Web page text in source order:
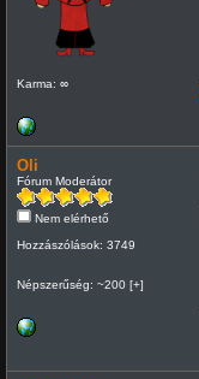
Karma: ∞
Oli
Fórum Moderátor
Nem elérhető
Hozzászólások: 3749
Népszerűség: ~200 [+]